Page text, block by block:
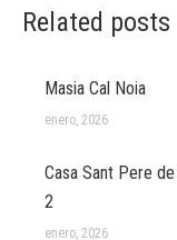
Related posts
Masia Cal Noia
enero, 2026
Casa Sant Pere
2
enero, 2026